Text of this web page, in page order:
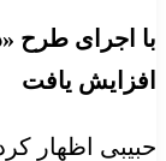
با اجرای طرح
افزایش یافت
حبیبی اظهار